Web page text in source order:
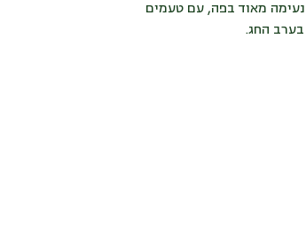
נעימה מאוד בפה, עם טעמים
החג.